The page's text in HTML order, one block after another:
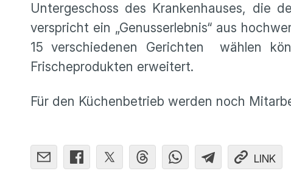
Untergeschoss des Krankenhauses, die
verspricht ein „Genusserlebnis“ aus
15 verschiedenen Gerichten wählen
Frischeprodukten erweitert.
Für den Küchenbetrieb werden noch
LINK